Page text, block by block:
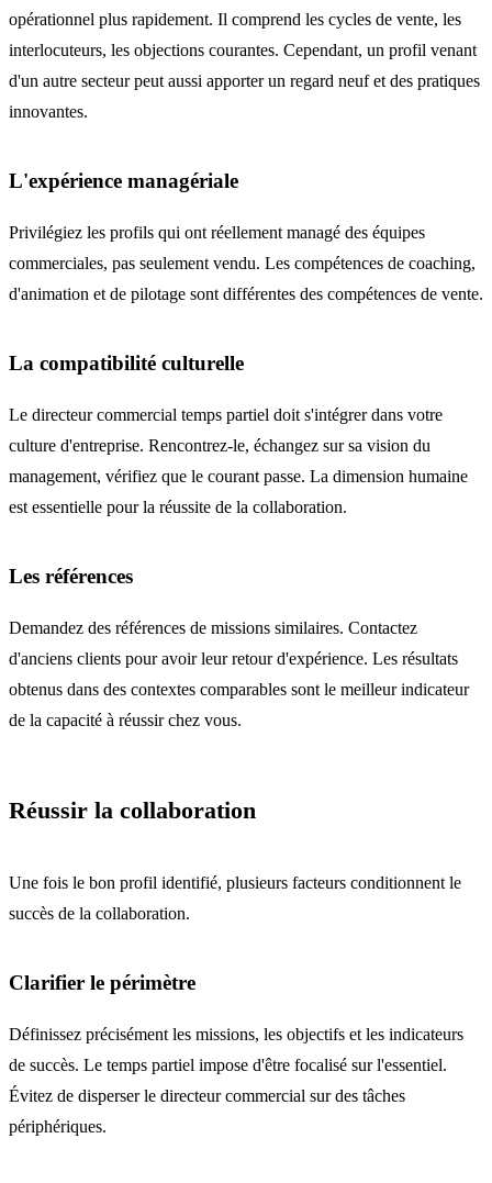
opérationnel plus rapidement. Il comprend les cycles de vente, les
interlocuteurs, les objections courantes. Cependant, un profil venant
d'un autre secteur peut aussi apporter un regard neuf et des pratiques
innovantes.
L'expérience managériale
Privilégiez les profils qui ont réellement managé des équipes
commerciales, pas seulement vendu. Les compétences de coaching,
d'animation et de pilotage sont différentes des compétences de vente.
La compatibilité culturelle
Le directeur commercial temps partiel doit s'intégrer dans votre
culture d'entreprise. Rencontrez-le, échangez sur sa vision du
management, vérifiez que le courant passe. La dimension humaine
est essentielle pour la réussite de la collaboration.
Les références
Demandez des références de missions similaires. Contactez
d'anciens clients pour avoir leur retour d'expérience. Les résultats
obtenus dans des contextes comparables sont le meilleur indicateur
de la capacité à réussir chez vous.
Réussir la collaboration
Une fois le bon profil identifié, plusieurs facteurs conditionnent le
succès de la collaboration.
Clarifier le périmètre
Définissez précisément les missions, les objectifs et les indicateurs
de succès. Le temps partiel impose d'être focalisé sur l'essentiel.
Évitez de disperser le directeur commercial sur des tâches
périphériques.